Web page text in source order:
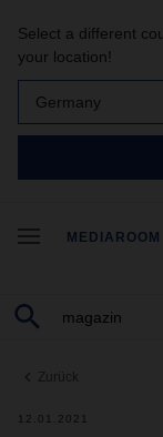
Select a different
your location!
Germany
MEDIAROOM
Zurück
12.01.2021